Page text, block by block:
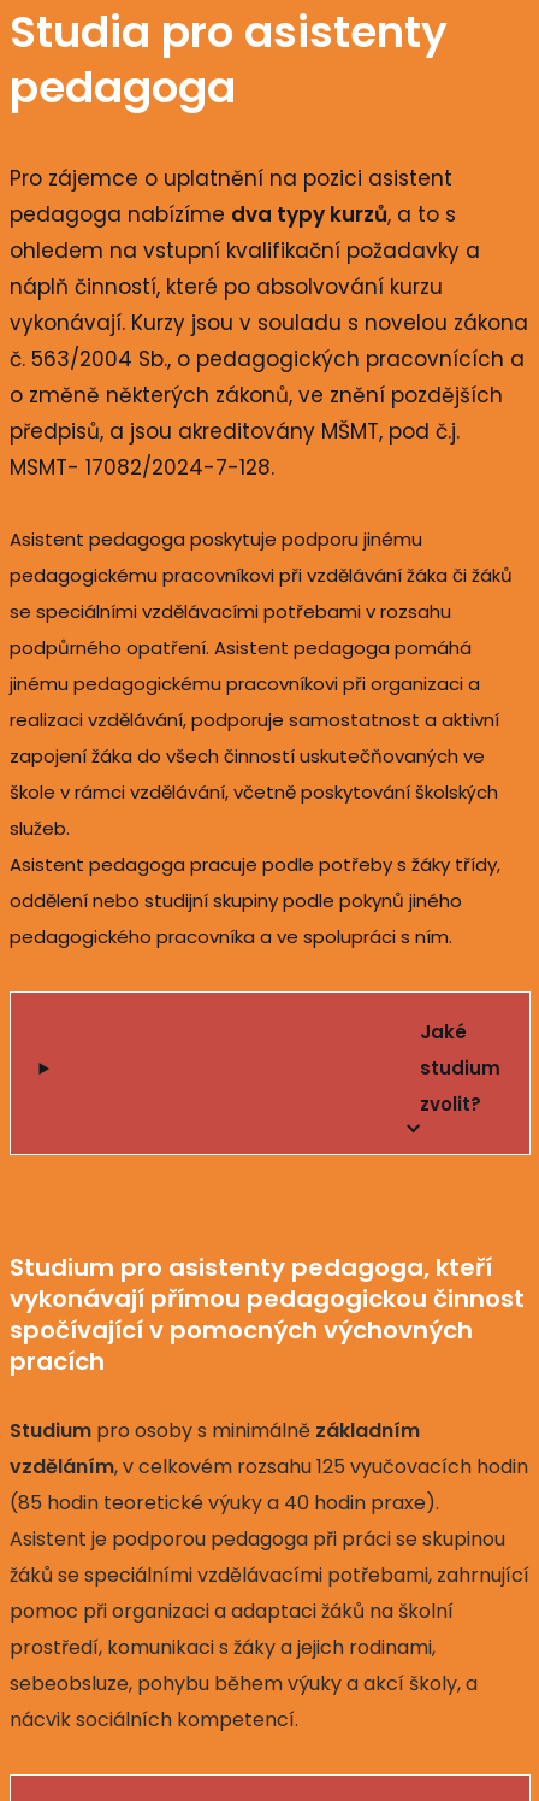
Studia pro asistenty
pedagoga
Pro zájemce o uplatnění na pozici asistent
pedagoga nabízíme dva typy kurzů, a to s
ohledem na vstupní kvalifikační požadavky a
náplň činností, které po absolvování kurzu
vykonávají. Kurzy jsou v souladu s novelou zákona
č. 563/2004 Sb., o pedagogických pracovnících a
o změně některých zákonů, ve znění pozdějších
předpisů, a jsou akreditovány MŠMT, pod č.j.
MSMT- 17082/2024-7-128.
Asistent pedagoga poskytuje podporu jinému
pedagogickému pracovníkovi při vzdělávání žáka či žáků
se speciálními vzdělávacími potřebami v rozsahu
podpůrného opatření. Asistent pedagoga pomáhá
jinému pedagogickému pracovníkovi při organizaci a
realizaci vzdělávání, podporuje samostatnost a aktivní
zapojení žáka do všech činností uskutečňovaných ve
škole v rámci vzdělávání, včetně poskytování školských
služeb.
Asistent pedagoga pracuje podle potřeby s žáky třídy,
oddělení nebo studijní skupiny podle pokynů jiného
pedagogického pracovníka a ve spolupráci s ním.
Jaké
studium
zvolit?
Studium pro asistenty pedagoga, kteří
vykonávají přímou pedagogickou činnost
spočívající v pomocných výchovných
pracích
Studium pro osoby s minimálně základním
vzděláním, v celkovém rozsahu 125 vyučovacích hodin
(85 hodin teoretické výuky a 40 hodin praxe).
Asistent je podporou pedagoga při práci se skupinou
žáků se speciálními vzdělávacími potřebami, zahrnující
pomoc při organizaci a adaptaci žáků na školní
prostředí, komunikaci s žáky a jejich rodinami,
sebeobsluze, pohybu během výuky a akcí školy, a
nácvik sociálních kompetencí.